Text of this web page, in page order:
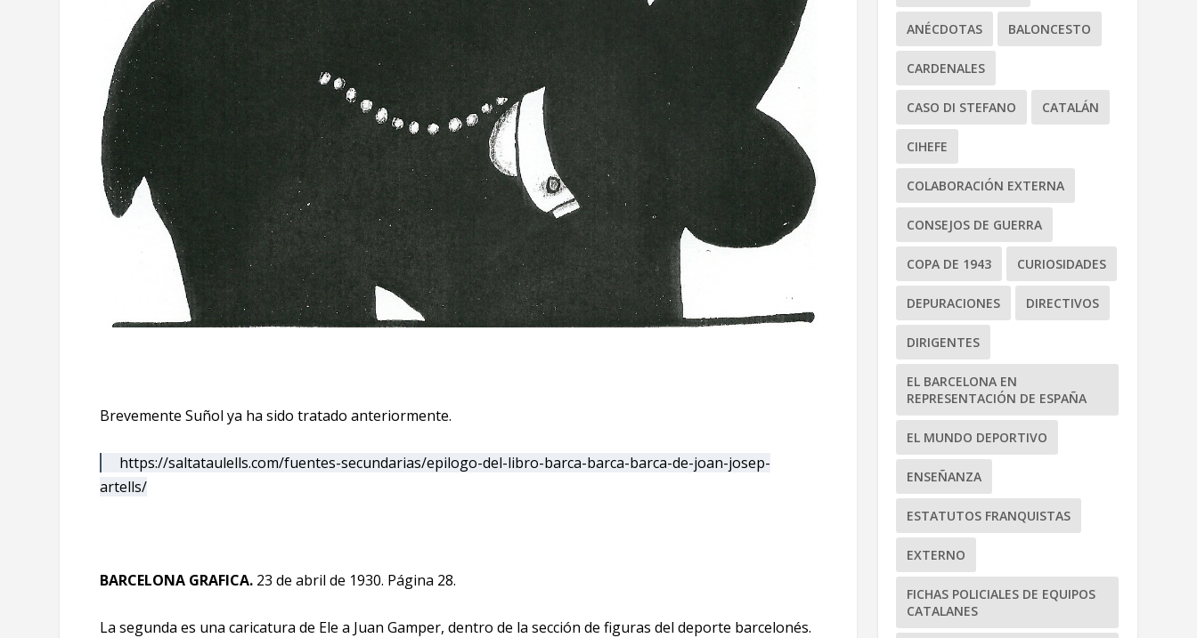
Brevemente Suñol ya ha sido tratado anteriormente.
https://saltataulells.com/fuentes-secundarias/epilogo-del-libro-barca-barca-barca-de-joan-josep-
artells/
BARCELONA GRAFICA.23 de abril de 1930. Página 28.
La segunda es una caricatura de Ele a Juan Gamper, dentro de la sección de figuras del deporte barcelonés.
ANÉCDOTAS BALONCESTO
CARDENALES
CASO DI STEFANO CATALÁN
CIHEFE
COLABORACIÓN EXTERNA
CONSEJOS DE GUERRA
COPA DE 1943 CURIOSIDADES
DEPURACIONES DIRECTIVOS
DIRIGENTES
EL BARCELONA EN
REPRESENTACIÓN DE ESPAÑA
EL MUNDO DEPORTIVO
ENSEÑANZA
ESTATUTOS FRANQUISTAS
EXTERNO
FICHAS POLICIALES DE EQUIPOS
CATALANES